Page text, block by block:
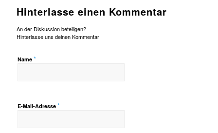
Hinterlasse einen Kommentar
An der Diskussion beteiligen?
Hinterlasse uns deinen Kommentar!
Name *
E-Mail-Adresse *